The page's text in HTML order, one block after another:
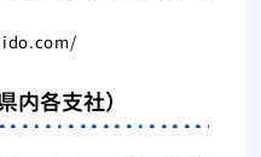
内各支社）